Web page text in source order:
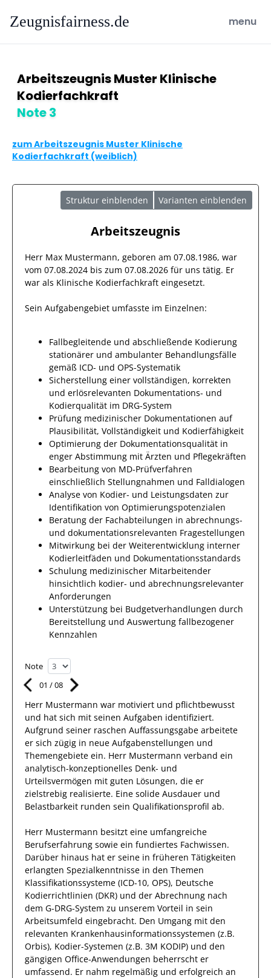
Zeugnisfairness.de open
menu
Arbeitszeugnis Muster Klinische
Kodierfachkraft
Note 3
zum Arbeitszeugnis Muster Klinische
Kodierfachkraft (weiblich)
Struktur einblenden Varianten einblenden
Arbeitszeugnis
Herr Max Mustermann, geboren am 07.08.1986, war
vom 07.08.2024 bis zum 07.08.2026 für uns tätig. Er
war als Klinische Kodierfachkraft eingesetzt.
Sein Aufgabengebiet umfasste im Einzelnen:
Fallbegleitende und abschließende Kodierung
stationärer und ambulanter Behandlungsfälle
gemäß ICD- und OPS-Systematik
Sicherstellung einer vollständigen, korrekten
und erlösrelevanten Dokumentations- und
Kodierqualität im DRG-System
Prüfung medizinischer Dokumentationen auf
Plausibilität, Vollständigkeit und Kodierfähigkeit
Optimierung der Dokumentationsqualität in
enger Abstimmung mit Ärzten und Pflegekräften
Bearbeitung von MD-Prüfverfahren
einschließlich Stellungnahmen und Falldialogen
Analyse von Kodier- und Leistungsdaten zur
Identifikation von Optimierungspotenzialen
Beratung der Fachabteilungen in abrechnungs-
und dokumentationsrelevanten Fragestellungen
Mitwirkung bei der Weiterentwicklung interner
Kodierleitfäden und Dokumentationsstandards
Schulung medizinischer Mitarbeitender
hinsichtlich kodier- und abrechnungsrelevanter
Anforderungen
Unterstützung bei Budgetverhandlungen durch
Bereitstellung und Auswertung fallbezogener
Kennzahlen
Note
01 /08
Herr Mustermann war motiviert und pflichtbewusst
und hat sich mit seinen Aufgaben identifiziert.
Aufgrund seiner raschen Auffassungsgabe arbeitete
er sich zügig in neue Aufgabenstellungen und
Themengebiete ein. Herr Mustermann verband ein
analytisch-konzeptionelles Denk- und
Urteilsvermögen mit guten Lösungen, die er
zielstrebig realisierte. Eine solide Ausdauer und
Belastbarkeit runden sein Qualifikationsprofil ab.
Herr Mustermann besitzt eine umfangreiche
Berufserfahrung sowie ein fundiertes Fachwissen.
Darüber hinaus hat er seine in früheren Tätigkeiten
erlangten Spezialkenntnisse in den Themen
Klassifikationssysteme (ICD-10, OPS), Deutsche
Kodierrichtlinien (DKR) und der Abrechnung nach
dem G-DRG-System zu unserem Vorteil in sein
Arbeitsumfeld eingebracht. Den Umgang mit den
relevanten Krankenhausinformationssystemen (z.B.
Orbis), Kodier-Systemen (z.B. 3M KODIP) und den
gängigen Office-Anwendungen beherrscht er
umfassend. Er nahm regelmäßig und erfolgreich an